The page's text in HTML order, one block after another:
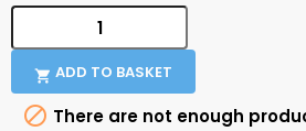
 ADD TO BASKET
 There are not enough